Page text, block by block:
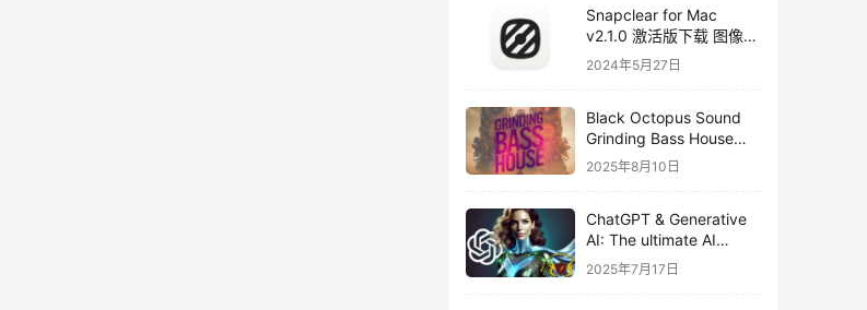
Snapclear for Mac
v2.1.0 激活版下载 图像背
景删除软件
2024年5月27日
Black Octopus Sound
Grinding Bass House
WAV XFER RECORDS
2025年8月10日
ChatGPT & Generative
AI: The ultimate AI
course
2025年7月17日